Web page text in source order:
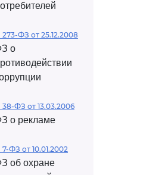
273-ФЗ от 25.12.2008
о
38-ФЗ от 13.03.2006
о рекламе
7-ФЗ от 10.01.2002
об охране